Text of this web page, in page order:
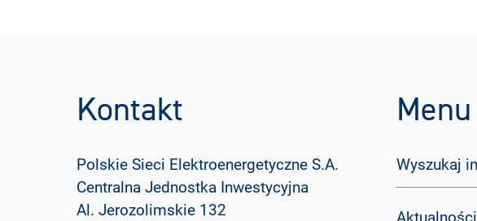
Kontakt
Polskie Sieci Elektroenergetyczne S.A.
Centralna Jednostka Inwestycyjna
Al. Jerozolimskie 132
Menu
Wyszukaj
Aktualności